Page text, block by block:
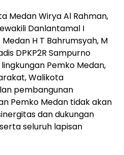
Medan Wirya Al Rahman,
Danlantamal I
H T Bahrumsyah, M
DPKP2R Sampurno
Pemko Medan,
Walikota
pembangunan
Pemko Medan tidak akan
dan dukungan
seluruh lapisan